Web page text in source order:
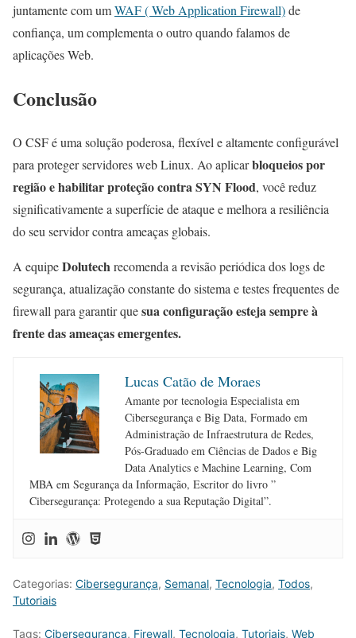
juntamente com umWAF ( Web Application Firewall)de
confiança, um complementa o outro quando falamos de
aplicações Web.
Conclusão
O CSF é uma solução poderosa, flexível e altamente configurável
para proteger servidores web Linux. Ao aplicarbloqueios por
região e habilitar proteção contra SYN Flood, você reduz
significativamente a superfície de ataque e melhora a resiliência
do seu servidor contra ameaças globais.
A equipeDolutech recomenda a revisão periódica dos logs de
segurança, atualização constante do sistema e testes frequentes de
firewall para garantir quesua configuração esteja sempre à
frente das ameaças emergentes.
Lucas Catão de Moraes
Amante por tecnologia Especialista em
Cibersegurança e Big Data, Formado em
Administração de Infraestrutura de Redes,
Pós-Graduado em Ciências de Dados e Big
Data Analytics e Machine Learning, Com
MBA em Segurança da Informação, Escritor do livro ”
Cibersegurança: Protegendo a sua Reputação Digital”.
Categorias: Cibersegurança, Semanal, Tecnologia, Todos,
Tutoriais
Tags: Cibersegurança, Firewall, Tecnologia, Tutoriais, Web